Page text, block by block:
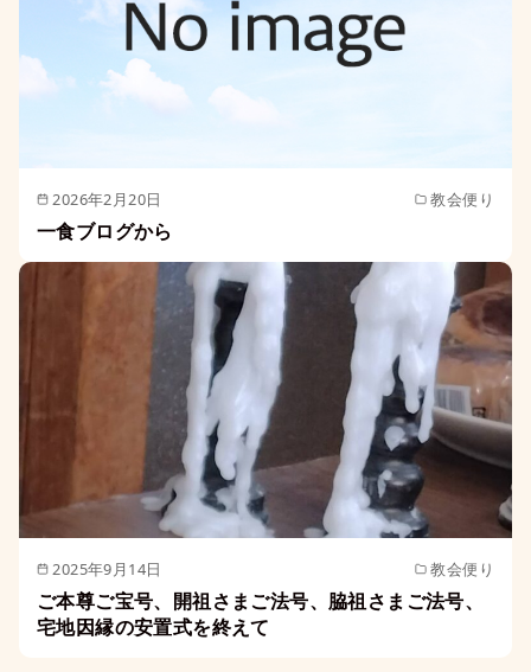
2026年2月20日 教会便り
一食ブログから
2025年9月14日 教会便り
ご本尊ご宝号、開祖さまご法号、脇祖さまご法号、
宅地因縁の安置式を終えて